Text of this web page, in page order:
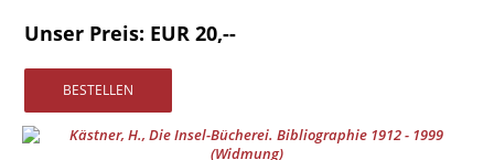
Widerrufsbelehrung
Impressum
Unser Preis: EUR 20,--